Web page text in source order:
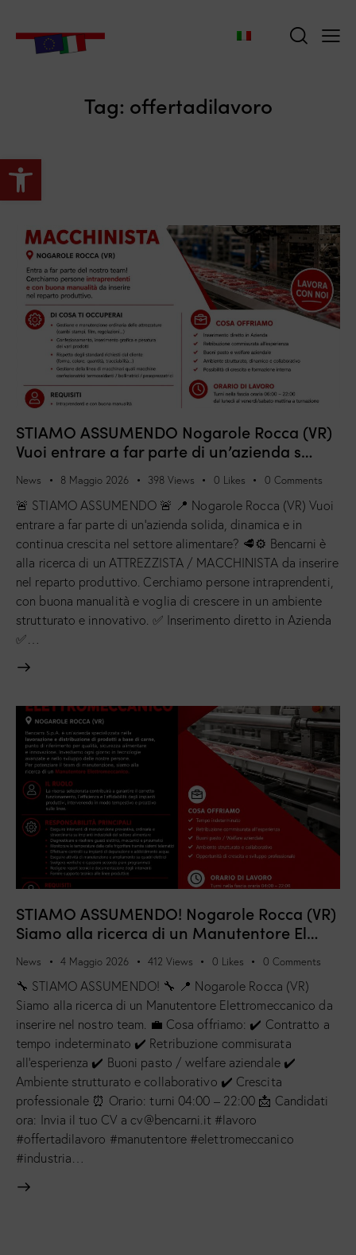
Apri la barra degli strumenti
Tag: offertadilavoro
STIAMO ASSUMENDO Nogarole Rocca (VR)
Vuoi entrare a far parte di un’azienda s…
News 8 Maggio 2026 398 Views 0 Likes 0 Comments
🚨 STIAMO ASSUMENDO 🚨 📍 Nogarole Rocca (VR) Vuoi
entrare a far parte di un’azienda solida, dinamica e in
continua crescita nel settore alimentare? 🥩⚙️ Bencarni è
alla ricerca di un ATTREZZISTA / MACCHINISTA da inserire
nel reparto produttivo. Cerchiamo persone intraprendenti,
con buona manualità e voglia di crescere in un ambiente
strutturato e innovativo. ✅ Inserimento diretto in Azienda
✅…
STIAMO ASSUMENDO! Nogarole Rocca (VR)
Siamo alla ricerca di un Manutentore El…
News 4 Maggio 2026 412 Views 0 Likes 0 Comments
🔧 STIAMO ASSUMENDO! 🔧 📍 Nogarole Rocca (VR)
Siamo alla ricerca di un Manutentore Elettromeccanico da
inserire nel nostro team. 💼 Cosa offriamo: ✔️ Contratto a
tempo indeterminato ✔️ Retribuzione commisurata
all’esperienza ✔️ Buoni pasto / welfare aziendale ✔️
Ambiente strutturato e collaborativo ✔️ Crescita
professionale ⏰ Orario: turni 04:00 – 22:00 📩 Candidati
ora: Invia il tuo CV a cv@bencarni.it #lavoro
#offertadilavoro #manutentore #elettromeccanico
#industria…